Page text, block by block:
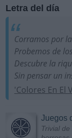
Letra del día
Corramos por
Probemos de
Descubre la
Sin pensar un
'Colores En El
Juegos
Trivial